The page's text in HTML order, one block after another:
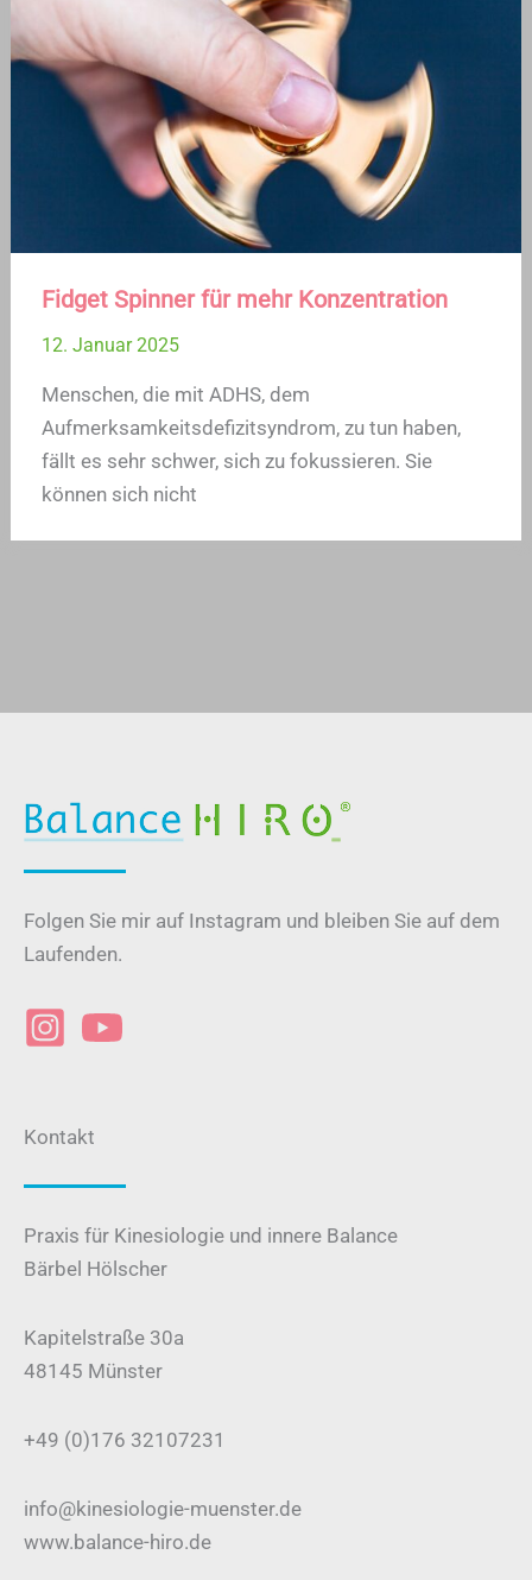
Fidget Spinner für mehr Konzentration
12. Januar 2025
Menschen, die mit ADHS, dem
Aufmerksamkeitsdefizitsyndrom, zu tun haben,
fällt es sehr schwer, sich zu fokussieren. Sie
können sich nicht
Folgen Sie mir auf Instagram und bleiben Sie auf dem
Laufenden.
Kontakt
Praxis für Kinesiologie und innere Balance
Bärbel Hölscher
Kapitelstraße 30a
48145 Münster
+49 (0)176 32107231
info@kinesiologie-muenster.de
www.balance-hiro.de